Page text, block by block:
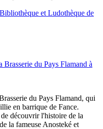
et Ludothèque de
Brasserie du Pays Flamand à
du Pays Flamand, qui
en barrique de Fance.
découvrir l'histoire de la
la fameuse Anosteké et